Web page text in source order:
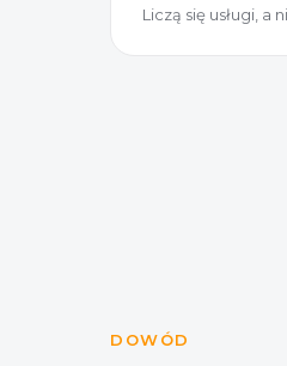
Liczą się usługi,
DOWÓD